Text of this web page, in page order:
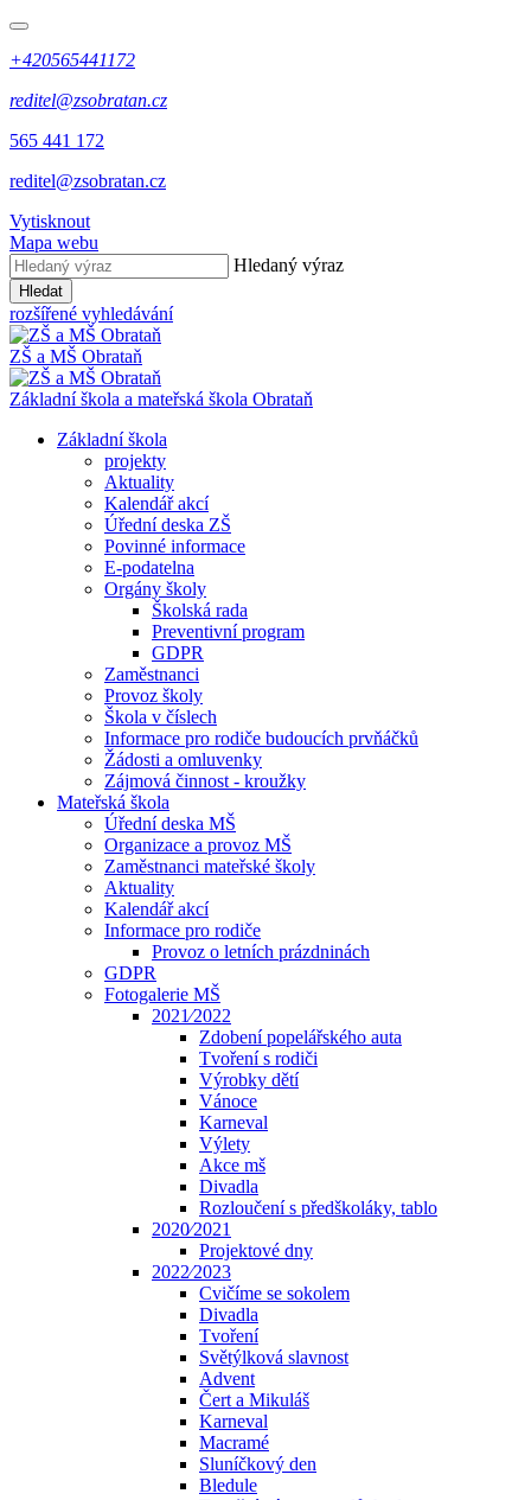
+420565441172
reditel@zsobratan.cz
565 441 172
reditel@zsobratan.cz
Vytisknout
Mapa webu
Hledaný výraz
Hledat
rozšířené vyhledávání
ZŠ a MŠ Obrataň
Základní škola a mateřská škola Obrataň
Základní škola
projekty
Aktuality
Kalendář akcí
Úřední deska ZŠ
Povinné informace
E-podatelna
Orgány školy
Školská rada
Preventivní program
GDPR
Zaměstnanci
Provoz školy
Škola v číslech
Informace pro rodiče budoucích prvňáčků
Žádosti a omluvenky
Zájmová činnost - kroužky
Mateřská škola
Úřední deska MŠ
Organizace a provoz MŠ
Zaměstnanci mateřské školy
Aktuality
Kalendář akcí
Informace pro rodiče
Provoz o letních prázdninách
GDPR
Fotogalerie MŠ
2021⁄2022
Zdobení popelářského auta
Tvoření s rodiči
Výrobky dětí
Vánoce
Karneval
Výlety
Akce mš
Divadla
Rozloučení s předškoláky, tablo
2020⁄2021
Projektové dny
2022⁄2023
Cvičíme se sokolem
Divadla
Tvoření
Světýlková slavnost
Advent
Čert a Mikuláš
Karneval
Macramé
Sluníčkový den
Bledule